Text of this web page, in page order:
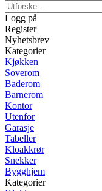
Logg på
Register
Nyhetsbrev
Kategorier
Kjøkken
Soverom
Baderom
Barnerom
Kontor
Utenfor
Garasje
Tabeller
Kloakkrør
Snekker
Bygghjem
Kategorier